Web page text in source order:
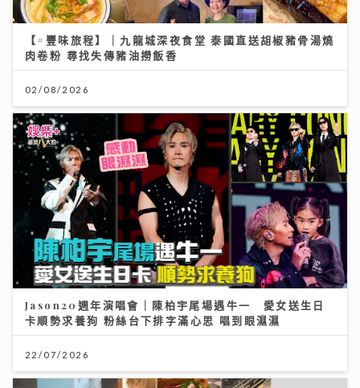
【#豐味旅程】｜九龍城深夜食堂 泰國直送胡椒豬骨湯燒
肉卷粉 尋找失傳豬油撈飯香
02/08/2026
Jason20週年演唱會｜陳柏宇尾場遇牛一 愛女送生日
卡順勢求養狗 粉絲台下排字滿心思 唱到眼濕濕
22/07/2026